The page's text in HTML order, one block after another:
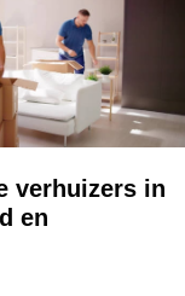
verhuizers in
en